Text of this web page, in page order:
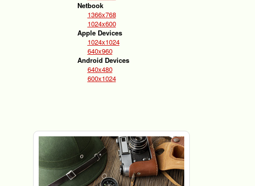
Netbook
1366x768
1024x600
Apple Devices
1024x1024
640x960
Android Devices
640x480
600x1024